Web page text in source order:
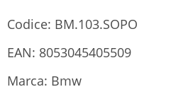
Codice: BM.103.SOPO
EAN: 8053045405509
Marca: Bmw